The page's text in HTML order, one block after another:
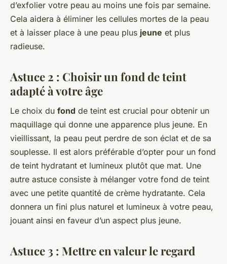
d’exfolier votre peau au moins une fois par semaine.
Cela aidera à éliminer les cellules mortes de la peau
et à laisser place à une peau plus jeune et plus
radieuse.
Astuce 2 : Choisir un fond de teint
adapté à votre âge
Le choix du fond de teint est crucial pour obtenir un
maquillage qui donne une apparence plus jeune. En
vieillissant, la peau peut perdre de son éclat et de sa
souplesse. Il est alors préférable d’opter pour un fond
de teint hydratant et lumineux plutôt que mat. Une
autre astuce consiste à mélanger votre fond de teint
avec une petite quantité de crème hydratante. Cela
donnera un fini plus naturel et lumineux à votre peau,
jouant ainsi en faveur d’un aspect plus jeune.
Astuce 3 : Mettre en valeur le regard